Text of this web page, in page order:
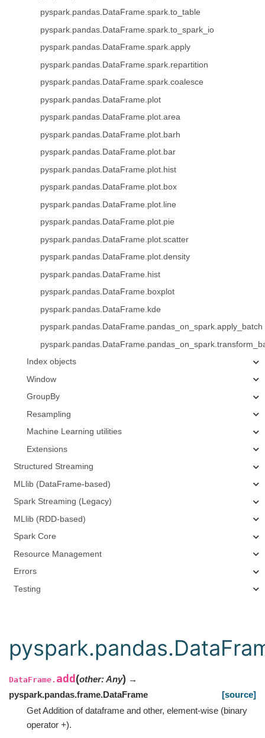
pyspark.pandas.DataFrame.spark.to_table
pyspark.pandas.DataFrame.spark.to_spark_io
pyspark.pandas.DataFrame.spark.apply
pyspark.pandas.DataFrame.spark.repartition
pyspark.pandas.DataFrame.spark.coalesce
pyspark.pandas.DataFrame.plot
pyspark.pandas.DataFrame.plot.area
pyspark.pandas.DataFrame.plot.barh
pyspark.pandas.DataFrame.plot.bar
pyspark.pandas.DataFrame.plot.hist
pyspark.pandas.DataFrame.plot.box
pyspark.pandas.DataFrame.plot.line
pyspark.pandas.DataFrame.plot.pie
pyspark.pandas.DataFrame.plot.scatter
pyspark.pandas.DataFrame.plot.density
pyspark.pandas.DataFrame.hist
pyspark.pandas.DataFrame.boxplot
pyspark.pandas.DataFrame.kde
pyspark.pandas.DataFrame.pandas_on_spark.apply_batch
Index objects
Window
GroupBy
Resampling
Machine Learning utilities
Extensions
Structured Streaming
MLlib (DataFrame-based)
Spark Streaming (Legacy)
MLlib (RDD-based)
Spark Core
Resource Management
Errors
Testing
DataFrame. add (other:Any) →
pyspark.pandas.frame.DataFrame
[source]
Get Addition of dataframe and other, element-wise (binary
operator +).